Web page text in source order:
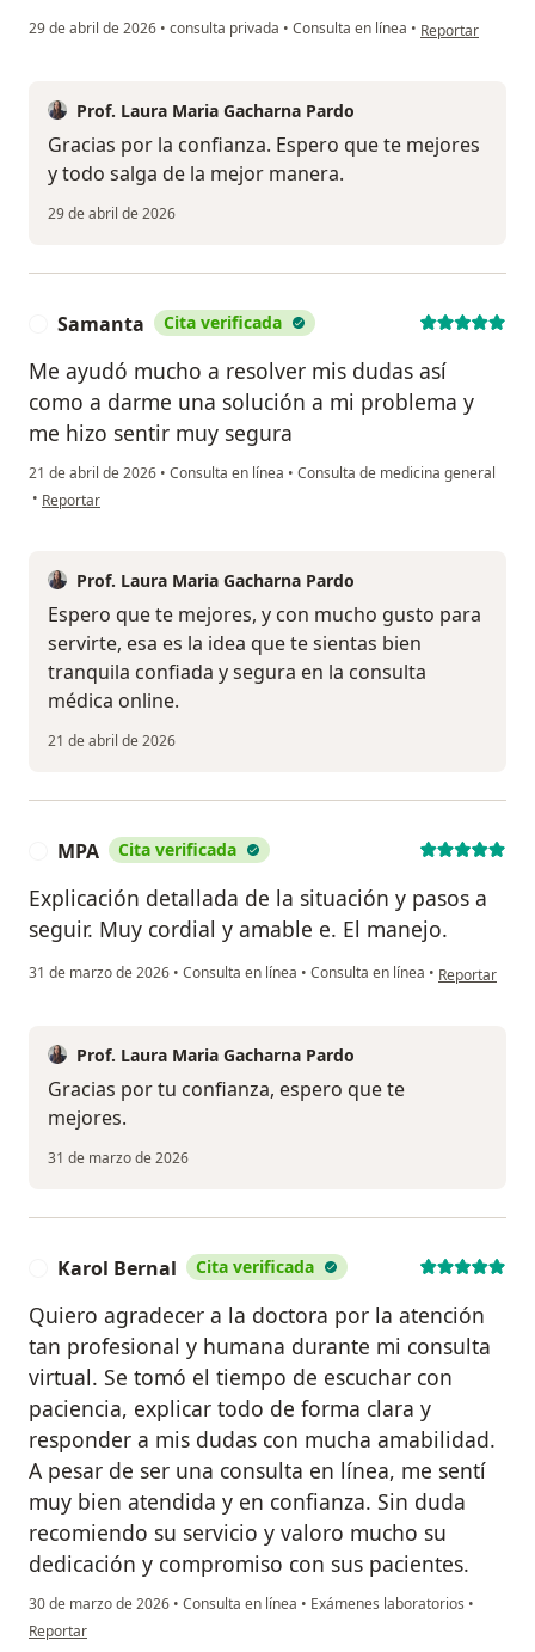
29 de abril de 2026 • consulta privada • Consulta en línea • en opinión del
Reportar
Prof. Laura Maria Gacharna Pardo
Gracias por la confianza. Espero que te mejores
y todo salga de la mejor manera.
29 de abril de 2026
Samanta Cita verificada
Me ayudó mucho a resolver mis dudas así
como a darme una solución a mi problema y
me hizo sentir muy segura
21 de abril de 2026 • Consulta en línea • Consulta de medicina general
• en opinión del usuario Samanta
Reportar
Prof. Laura Maria Gacharna Pardo
Espero que te mejores, y con mucho gusto para
servirte, esa es la idea que te sientas bien
tranquila confiada y segura en la consulta
médica online.
21 de abril de 2026
MPA Cita verificada
Explicación detallada de la situación y pasos a
seguir. Muy cordial y amable e. El manejo.
31 de marzo de 2026 • Consulta en línea • Consulta en línea • en opinión
Reportar
Prof. Laura Maria Gacharna Pardo
Gracias por tu confianza, espero que te
mejores.
31 de marzo de 2026
Karol Bernal Cita verificada
Quiero agradecer a la doctora por la atención
tan profesional y humana durante mi consulta
virtual. Se tomó el tiempo de escuchar con
paciencia, explicar todo de forma clara y
responder a mis dudas con mucha amabilidad.
A pesar de ser una consulta en línea, me sentí
muy bien atendida y en confianza. Sin duda
recomiendo su servicio y valoro mucho su
dedicación y compromiso con sus pacientes.
30 de marzo de 2026 • Consulta en línea • Exámenes laboratorios •
en opinión del usuario Karol Bernal
Reportar